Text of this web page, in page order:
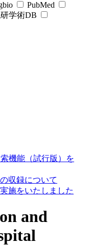
PubMed
学術DB
機能（試行版）を
収録について
施をいたしました
and